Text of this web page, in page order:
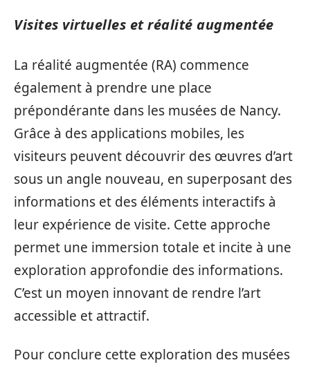
Visites virtuelles et réalité augmentée
La réalité augmentée (RA) commence
également à prendre une place
prépondérante dans les musées de Nancy.
Grâce à des applications mobiles, les
visiteurs peuvent découvrir des œuvres d’art
sous un angle nouveau, en superposant des
informations et des éléments interactifs à
leur expérience de visite. Cette approche
permet une immersion totale et incite à une
exploration approfondie des informations.
C’est un moyen innovant de rendre l’art
accessible et attractif.
Pour conclure cette exploration des musées